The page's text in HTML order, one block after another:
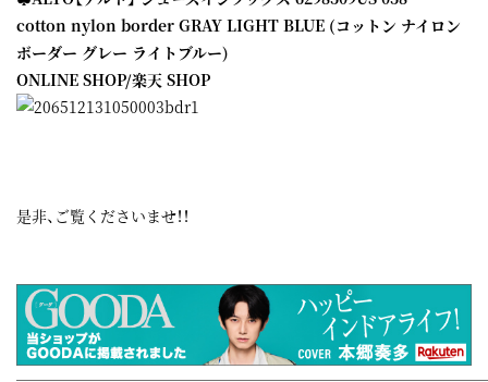
cotton nylon border GRAY LIGHT BLUE (コットン ナイロン
ボーダー グレー ライトブルー)
ONLINE SHOP/楽天 SHOP
是非、ご覧くださいませ！！